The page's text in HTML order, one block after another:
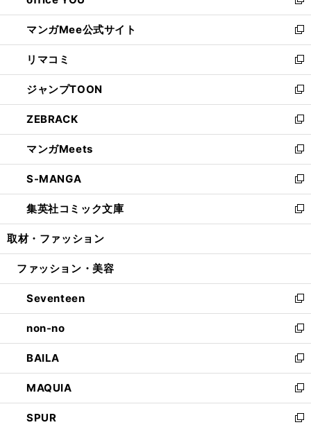
開
く
ン
ド
ウ
で
開
く
ウ
ィ
ン
ド
ウ
で
開
く
新
し
い
ウ
ィ
ン
ド
ウ
で
開
く
マンガMee公式サイト
新
し
い
ウ
ィ
ン
ド
ウ
で
開
く
リマコミ
新
し
い
ウ
ィ
ン
ド
ウ
で
開
く
ジャンプTOON
新
し
い
ウ
ィ
ン
ド
ウ
で
開
ZEBRACK
新
し
い
ウ
ィ
ン
ド
ウ
開
マンガMeets
新
し
い
ウ
ィ
ン
ウ
開
く
S-MANGA
新
し
い
ウ
ン
ウ
で
開
く
集英社コミック文庫
新
し
ウ
ン
ド
ウ
で
開
く
取材・ファッション
ファッション・美容
Seventeen
新
し
い
ウ
ィ
ン
ド
ウ
で
non-no
新
し
い
ウ
ィ
ン
ド
BAILA
新
し
い
ウ
ィ
MAQUIA
新
し
い
SPUR
新